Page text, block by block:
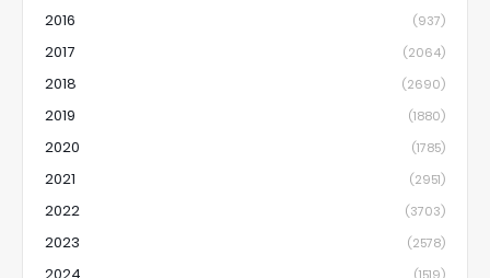
2016 (937)
2017 (2064)
2018 (2690)
2019 (1880)
2020 (1785)
2021 (2951)
2022 (3703)
2023 (2578)